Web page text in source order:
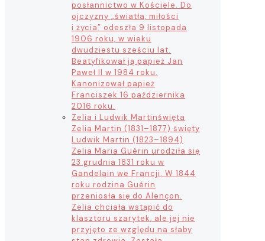
posłannictwo w Kościele. Do
ojczyzny „światła, miłości
i życia” odeszła 9 listopada
1906 roku, w wieku
dwudziestu sześciu lat.
Beatyfikował ją papież Jan
Paweł II w 1984 roku.
Kanonizował papież
Franciszek 16 października
2016 roku.
Zelia i Ludwik Martinświęta
Zelia Martin (1831–1877) święty
Ludwik Martin (1823–1894)
Zelia Maria Guérin urodziła się
23 grudnia 1831 roku w
Gandelain we Francji. W 1844
roku rodzina Guérin
przeniosła się do Alençon.
Zelia chciała wstąpić do
klasztoru szarytek, ale jej nie
przyjęto ze względu na słaby